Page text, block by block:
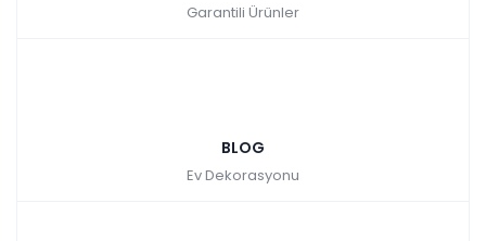
Garantili Ürünler
BLOG
Ev Dekorasyonu